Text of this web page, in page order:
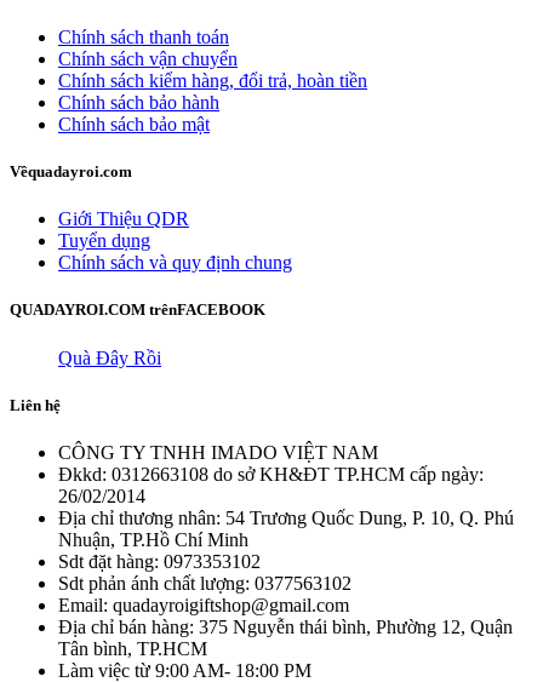
Chính sách thanh toán
Chính sách vận chuyển
Chính sách kiểm hàng, đổi trả, hoàn tiền
Chính sách bảo hành
Chính sách bảo mật
Vềquadayroi.com
Giới Thiệu QDR
Tuyển dụng
Chính sách và quy định chung
QUADAYROI.COM trênFACEBOOK
Quà Đây Rồi
Liên hệ
CÔNG TY TNHH IMADO VIỆT NAM
Đkkd: 0312663108 do sở KH&ĐT TP.HCM cấp ngày:
26/02/2014
Địa chỉ thương nhân: 54 Trương Quốc Dung, P. 10, Q. Phú
Nhuận, TP.Hồ Chí Minh
Sdt đặt hàng: 0973353102
Sdt phản ánh chất lượng: 0377563102
Email: quadayroigiftshop@gmail.com
Địa chỉ bán hàng: 375 Nguyễn thái bình, Phường 12, Quận
Tân bình, TP.HCM
Làm việc từ 9:00 AM- 18:00 PM